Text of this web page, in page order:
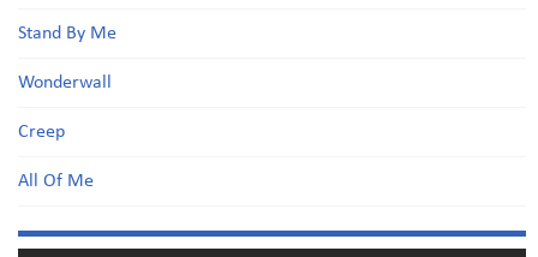
Stand By Me
Wonderwall
Creep
All Of Me